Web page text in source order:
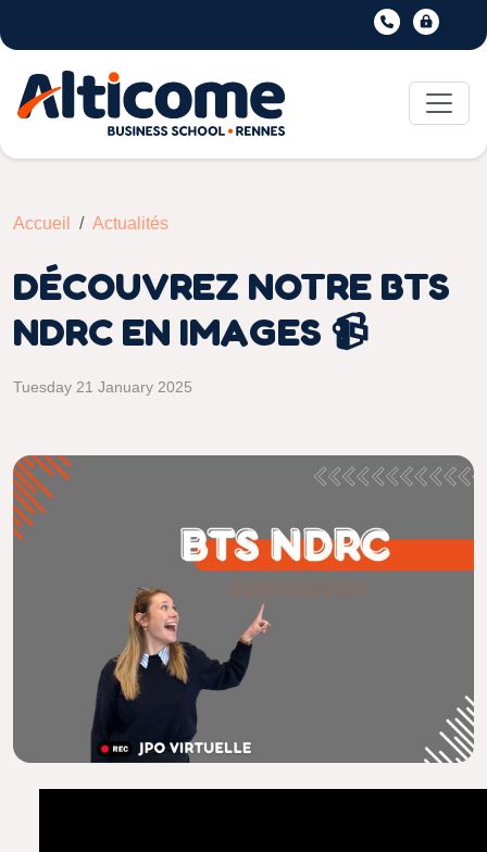
Accueil Actualités
DÉCOUVREZ NOTRE BTS
NDRC EN IMAGES 📹
Tuesday 21 January 2025